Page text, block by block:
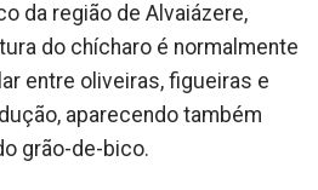
da região de Alvaiázere,
do chícharo é normalmente
entre oliveiras, figueiras e
aparecendo também
grão-de-bico.